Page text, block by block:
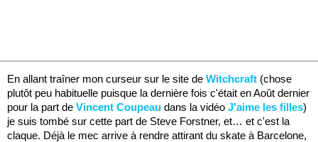
En allant traîner mon curseur sur le site de Witchcraft (chose
plutôt peu habituelle puisque la dernière fois c'était en Août dernier
pour la part de Vincent Coupeau dans la vidéo J'aime les filles)
je suis tombé sur cette part de Steve Forstner, et… et c'est la
claque. Déjà le mec arrive à rendre attirant du skate à Barcelone,